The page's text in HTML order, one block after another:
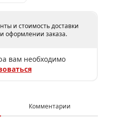
и стоимость доставки
оформлении заказа.
вам необходимо
Комментарии